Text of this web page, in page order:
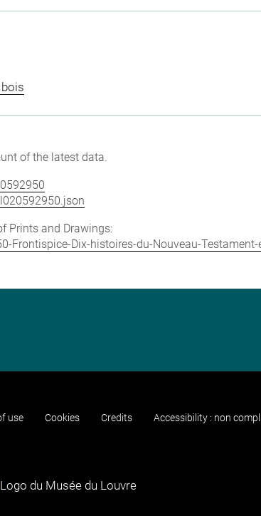
of the latest data.
Prints and Drawings:
Dix-histoires-du-Nouveau-
use Cookies Credits Accessibility : non